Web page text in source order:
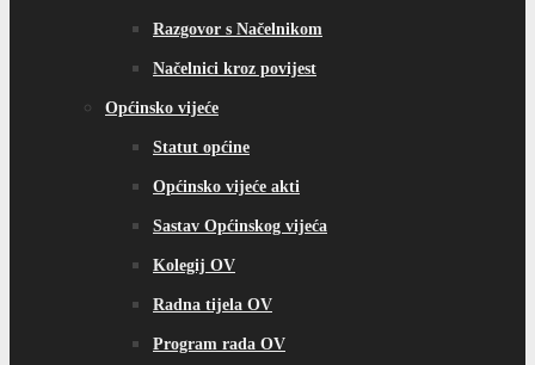
Razgovor s Načelnikom
Načelnici kroz povijest
Općinsko vijeće
Statut općine
Općinsko vijeće akti
Sastav Općinskog vijeća
Kolegij OV
Radna tijela OV
Program rada OV